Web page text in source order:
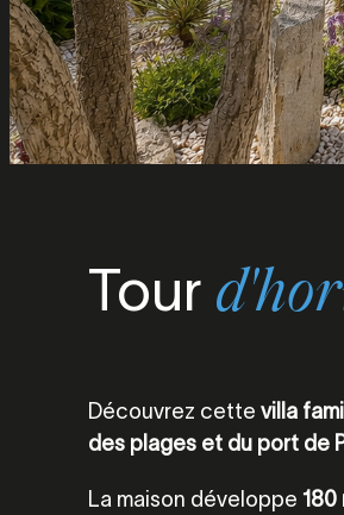
Tour
Découvrez cettevilla
des plages et du port de
La maison développe 180